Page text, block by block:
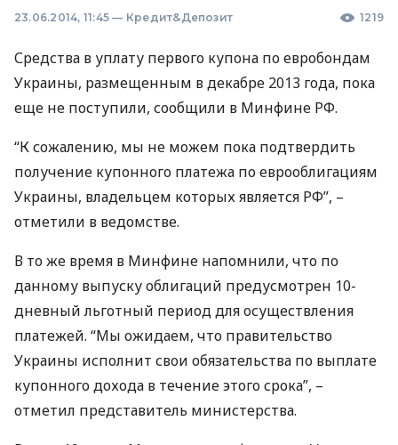
23.06.2014, 11:45 — Кредит&Депозит 1219
Средства в уплату первого купона по евробондам
Украины, размещенным в декабре 2013 года, пока
еще не поступили, сообщили в Минфине РФ.
“К сожалению, мы не можем пока подтвердить
получение купонного платежа по еврооблигациям
Украины, владельцем которых является РФ”, –
отметили в ведомстве.
В то же время в Минфине напомнили, что по
данному выпуску облигаций предусмотрен 10-
дневный льготный период для осуществления
платежей. “Мы ожидаем, что правительство
Украины исполнит свои обязательства по выплате
купонного дохода в течение этого срока”, –
отметил представитель министерства.